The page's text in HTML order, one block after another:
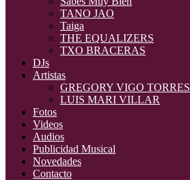
TANO JAO
Taiga
THE EQUALIZERS
TXO BRACERAS
DJs
Artistas
GREGORY VIGO TORRES
LUIS MARI VILLAR
Fotos
Videos
Audios
Publicidad Musical
Novedades
Contacto